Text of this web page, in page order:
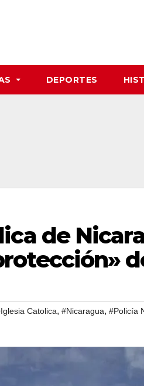
DEPORTES
de
Catolica, #Nicaragua, #Policía